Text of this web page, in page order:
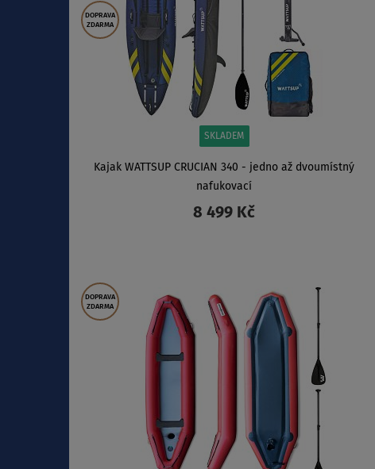
DOPRAVA
ZDARMA
SKLADEM
Kajak WATTSUP CRUCIAN 340 - jedno až dvoumístný
nafukovací
8 499 Kč
DOPRAVA
ZDARMA